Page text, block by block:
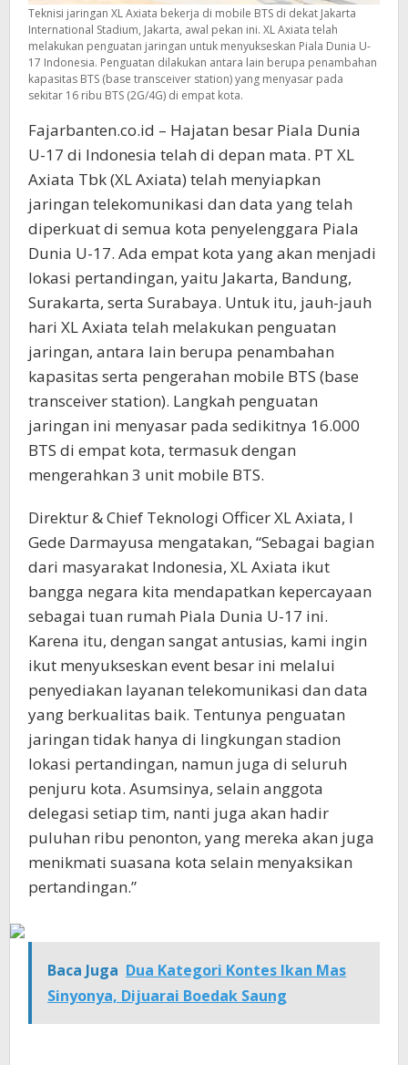
Teknisi jaringan XL Axiata bekerja di mobile BTS di dekat Jakarta
International Stadium, Jakarta, awal pekan ini. XL Axiata telah
melakukan penguatan jaringan untuk menyukseskan Piala Dunia U-
17 Indonesia. Penguatan dilakukan antara lain berupa penambahan
kapasitas BTS (base transceiver station) yang menyasar pada
sekitar 16 ribu BTS (2G/4G) di empat kota.
Fajarbanten.co.id – Hajatan besar Piala Dunia
U-17 di Indonesia telah di depan mata. PT XL
Axiata Tbk (XL Axiata) telah menyiapkan
jaringan telekomunikasi dan data yang telah
diperkuat di semua kota penyelenggara Piala
Dunia U-17. Ada empat kota yang akan menjadi
lokasi pertandingan, yaitu Jakarta, Bandung,
Surakarta, serta Surabaya. Untuk itu, jauh-jauh
hari XL Axiata telah melakukan penguatan
jaringan, antara lain berupa penambahan
kapasitas serta pengerahan mobile BTS (base
transceiver station). Langkah penguatan
jaringan ini menyasar pada sedikitnya 16.000
BTS di empat kota, termasuk dengan
mengerahkan 3 unit mobile BTS.
Direktur & Chief Teknologi Officer XL Axiata, I
Gede Darmayusa mengatakan, “Sebagai bagian
dari masyarakat Indonesia, XL Axiata ikut
bangga negara kita mendapatkan kepercayaan
sebagai tuan rumah Piala Dunia U-17 ini.
Karena itu, dengan sangat antusias, kami ingin
ikut menyukseskan event besar ini melalui
penyediakan layanan telekomunikasi dan data
yang berkualitas baik. Tentunya penguatan
jaringan tidak hanya di lingkungan stadion
lokasi pertandingan, namun juga di seluruh
penjuru kota. Asumsinya, selain anggota
delegasi setiap tim, nanti juga akan hadir
puluhan ribu penonton, yang mereka akan juga
menikmati suasana kota selain menyaksikan
pertandingan.”
Baca Juga Dua Kategori Kontes Ikan Mas
Sinyonya, Dijuarai Boedak Saung